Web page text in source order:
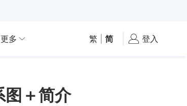
更多 繁 简 登入
图＋简介